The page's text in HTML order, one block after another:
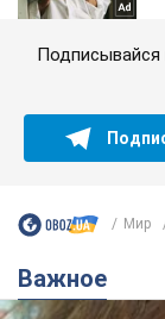
Подписывайся
Мир
Важное